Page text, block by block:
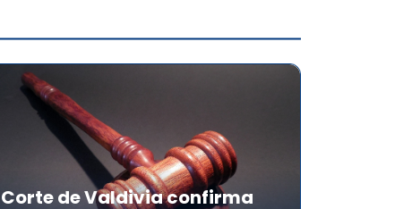
Corte de Valdivia confirma